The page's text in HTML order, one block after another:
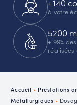
+140
à votre
5200
+ 99%
réalisées
Accueil • Prestations
Métallurgiques •